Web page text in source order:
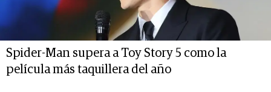
Spider-Man supera a Toy Story 5 como la
película más taquillera del año